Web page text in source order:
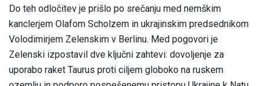
Do teh odločitev je prišlo po srečanju med nemškim
kanclerjem Olafom Scholzem in ukrajinskim predsednikom
Volodimirjem Zelenskim v Berlinu. Med pogovori je
Zelenski izpostavil dve ključni zahtevi: dovoljenje za
uporabo raket Taurus proti ciljem globoko na ruskem